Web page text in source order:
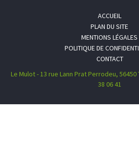
ACCUEIL
PLAN DU SITE
MENTIONS LÉGALES
POLITIQUE DE
CONTACT
Le Mulot - 13 rue Lann Prat Perrodeu, 56450
38 06 41